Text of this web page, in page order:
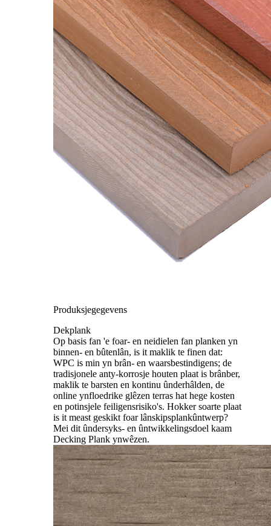
Produksjegegevens
Dekplank
Op basis fan 'e foar- en neidielen fan planken yn
binnen- en bûtenlân, is it maklik te finen dat:
WPC is min yn brân- en waarsbestindigens; de
tradisjonele anty-korrosje houten plaat is brânber,
maklik te barsten en kontinu ûnderhâlden, de
online ynfloedrike glêzen terras hat hege kosten
en potinsjele feiligensrisiko's. Hokker soarte plaat
is it meast geskikt foar lânskipsplankûntwerp?
Mei dit ûndersyks- en ûntwikkelingsdoel kaam
Decking Plank ynwêzen.